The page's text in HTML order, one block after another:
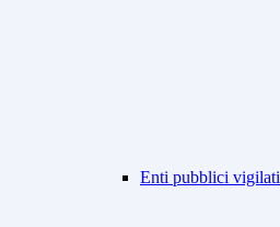
Enti pubblici vigilati